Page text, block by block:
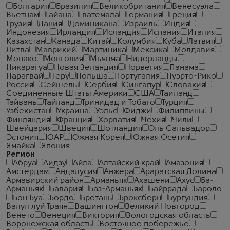
Болгария
Бразилия Великобритания
Венесуэла
Вьетнам
Гайана Гватемала Германия
Греция
Грузия
Дания Доминикана Израиль
Индия
Индонезия
Ирландия Исландия Испания
Италия
Казахстан
Канада Китай Колумбия Куба
Латвия
Литва
Маврикий Мартиника Мексика
Молдавия
Монако
Монголия Мьянма
Нидерланды
Никарагуа
Новая Зеландия Норвегия
Панама
Парагвай
Перу Польша Португалия
Пуэрто-Рико
Россия
Сейшелы Сербия Сингапур
Словакия
Соединенные Штаты Америки
США
Таиланд
Тайвань
Тайланд Тринидад и Тобаго
Турция
Узбекистан
Украина Уэльс Фиджи
Филиппины
Финляндия
Франция Хорватия Чехия
Чили
Швейцария
Швеция Шотландия
Эль Сальвадор
Эстония
ЮАР Южная Корея
Южная Осетия
Ямайка
Япония
Регион
Абруа
Аидзу Айла Алтайский край
Амазония
Амстердам
Андалусия Анжера
Араратская Долина
Армавирский район
Арманьяк Ахашени Ахус
Ба-
Арманьяк
Бавария Баз-Арманьяк Байррада
Бароло
Бон Буа
Бордо Бретань Броксберн
Бургундия
Валул луй Траян
Вашингтон
Великий Новгород
Венето
Венеция Виктория
Вологодская область
Воронежская область
Восточное побережье